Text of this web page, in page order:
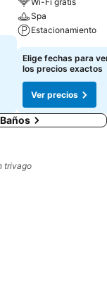
Spa
Estacionamiento
Elige fechas para
los precios exactos
Ver precios
trivago